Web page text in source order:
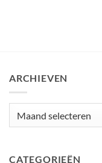
ARCHIEVEN
CATEGORIEËN